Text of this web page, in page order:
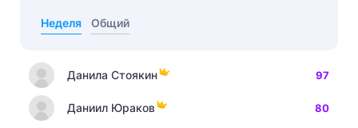
Неделя Общий
Данила Стоякин 97
Даниил Юраков 80